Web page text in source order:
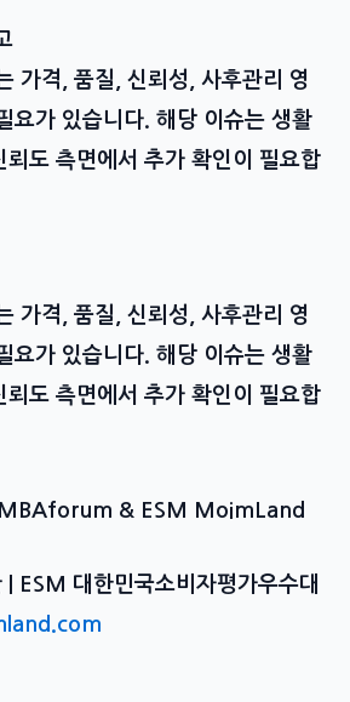
가격, 품질, 신뢰성, 사후관리 영
요가 있습니다. 해당 이슈는 생활
뢰도 측면에서 추가 확인이 필요합
가격, 품질, 신뢰성, 사후관리 영
요가 있습니다. 해당 이슈는 생활
뢰도 측면에서 추가 확인이 필요합
& ESM MoimLand
| ESM 대한민국소비자평가우수대